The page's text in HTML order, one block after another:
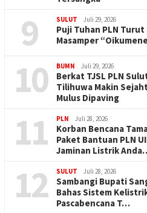
9 SULUT Juli 29, 2026
Puji Tuhan PLN
Masamper
10 BUMN Juli 29, 2026
Berkat TJSL PLN
Tilihuwa Makin
Mulus Dipaving
11 PLN Juli 28, 2026
Korban Bencana
Paket Bantuan PLN
Jaminan Listrik
12 SULUT Juli 28, 2026
Sambangi Bupati
Bahas Sistem
Pascabencana T…